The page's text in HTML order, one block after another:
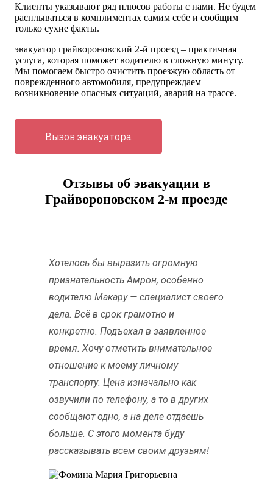
Клиенты указывают ряд плюсов работы с нами. Не будем
расплываться в комплиментах самим себе и сообщим
только сухие факты.
эвакуатор грайвороновский 2-й проезд – практичная
услуга, которая поможет водителю в сложную минуту.
Мы помогаем быстро очистить проезжую область от
поврежденного автомобиля, предупреждаем
возникновение опасных ситуаций, аварий на трассе.
——
Вызов эвакуатора
Отзывы об эвакуации в
Грайвороновском 2-м проезде
Хотелось бы выразить огромную
признательность Амрон, особенно
водителю Макару — специалист своего
дела. Всё в срок грамотно и
конкретно. Подъехал в заявленное
время. Хочу отметить внимательное
отношение к моему личному
транспорту. Цена изначально как
озвучили по телефону, а то в других
сообщают одно, а на деле отдаешь
больше. С этого момента буду
рассказывать всем своим друзьям!